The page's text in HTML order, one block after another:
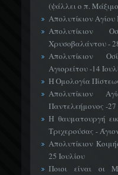
(ψάλλει ο π.
Απολυτίκιον Αγίου
Απολυτίκιον
Χρυσοβαλάντου -
Απολυτίκιον
Αγιορείτου -14
Η Ομολογία
Απολυτίκιον
Παντελεήμονος -27
Η θαυματουργή
Τριχερούσας -
Απολυτίκιον
25 Ιουλίου
Ποιοι είναι οι